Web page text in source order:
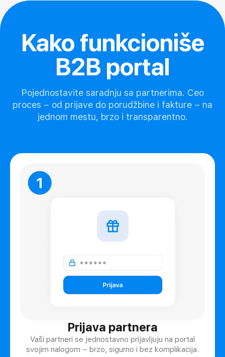
Kako funkcioniše
B2B portal
Pojednostavite saradnju sa partnerima. Ceo
proces – od prijave do porudžbine i fakture – na
jednom mestu, brzo i transparentno.
Prijava partnera
Vaši partneri se jednostavno prijavljuju na portal
svojim nalogom – brzo, sigurno i bez komplikacija.